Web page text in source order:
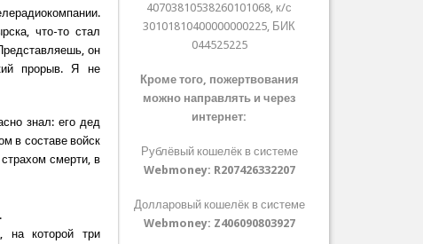
что-то стал
он
прорыв. Я не
знал: его дед
в составе войск
смерти, в
на которой три
40703810538260101068, к/с
30101810400000000225, БИК
044525225
Кроме того, пожертвования
можно направлять и через
интернет:
Рублёвый кошелёк в системе
Webmoney: R207426332207
Долларовый кошелёк в системе
Webmoney: Z406090803927